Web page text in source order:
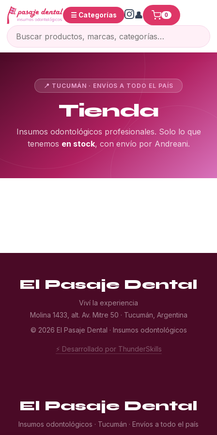
☰ Categorías 0
📍 TUCUMÁN · ENVÍOS A TODO EL PAÍS
Tienda
Insumos odontológicos profesionales. Solo lo que
tenemos en stock, con envío por Andreani.
El Pasaje Dental
Viví la experiencia
Molina 1433, alt. Av. Mitre 50 · Tucumán, Argentina
© 2026 El Pasaje Dental · Insumos odontológicos
⚡ Desarrollado por ThunderSkills
El Pasaje Dental
Insumos odontológicos · Tucumán · Envíos a todo el país